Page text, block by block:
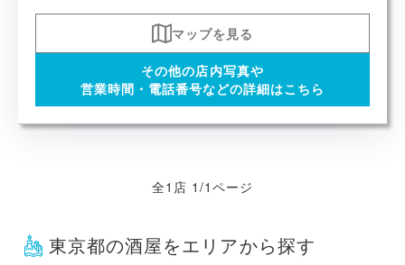
マップを見る
その他の店内写真や
営業時間・電話番号などの詳細はこちら
全1店 1/1ページ
東京都の酒屋をエリアから探す